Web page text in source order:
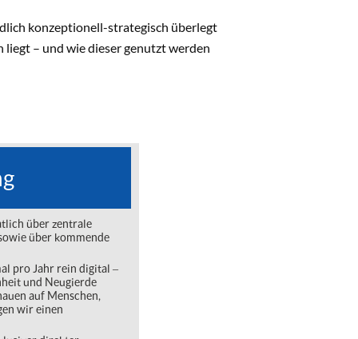
konzeptionell-strategisch überlegt
– und wie dieser genutzt werden
über zentrale
über kommende
pro Jahr rein digital ‒
und Neugierde
auf Menschen,
wir einen